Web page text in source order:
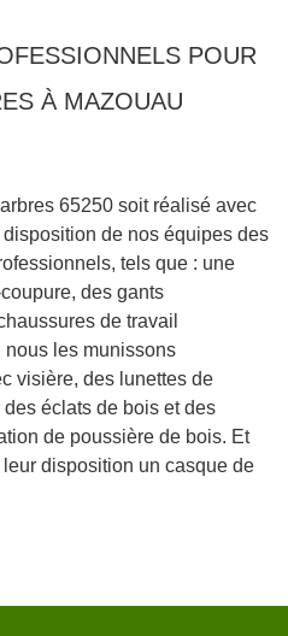
POUR
À MAZOUAU
65250 soit réalisé avec
de nos équipes des
tels que : une
des gants
de travail
les munissons
visière, des lunettes de
éclats de bois et des
de poussière de bois. Et
disposition un casque de